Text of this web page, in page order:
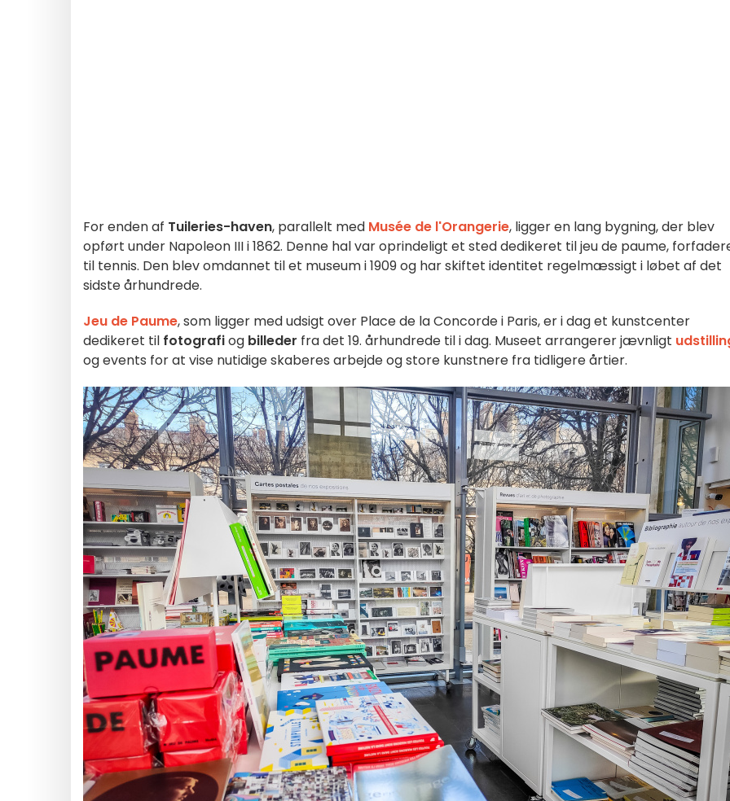
For enden af Tuileries-haven, parallelt med Musée de l'Orangerie, ligger en lang bygning, der blev
opført under Napoleon III i 1862. Denne hal var oprindeligt et sted dedikeret til jeu de paume,
til tennis. Den blev omdannet til et museum i 1909 og har skiftet identitet regelmæssigt i løbet af det
sidste århundrede.
Jeu de Paume, som ligger med udsigt over Place de la Concorde i Paris, er i dag et kunstcenter
dedikeret til fotografiog billeder fra det 19. århundrede til i dag. Museet arrangerer jævnligt
og events for at vise nutidige skaberes arbejde og store kunstnere fra tidligere årtier.